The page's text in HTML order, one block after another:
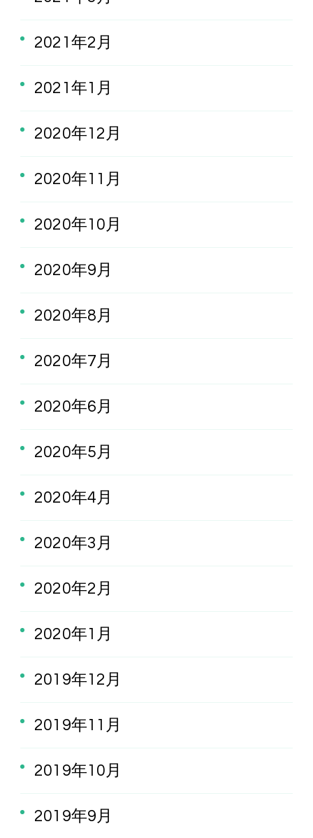
2021年2月
2021年1月
2020年12月
2020年11月
2020年10月
2020年9月
2020年8月
2020年7月
2020年6月
2020年5月
2020年4月
2020年3月
2020年2月
2020年1月
2019年12月
2019年11月
2019年10月
2019年9月